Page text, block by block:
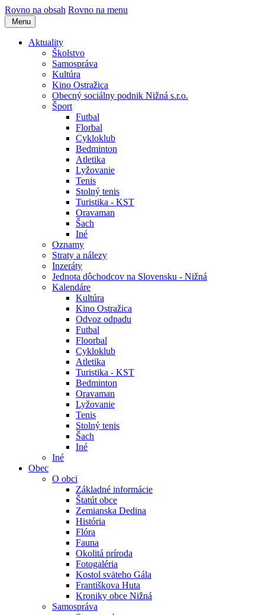
Rovno na obsah Rovno na menu
Menu
Aktuality
Školstvo
Samospráva
Kultúra
Kino Ostražica
Obecný sociálny podnik Nižná s.r.o.
Šport
Futbal
Florbal
Cykloklub
Bedminton
Atletika
Lyžovanie
Tenis
Stolný tenis
Turistika - KST
Oravaman
Šach
Iné
Oznamy
Straty a nálezy
Inzeráty
Jednota dôchodcov na Slovensku - Nižná
Kalendáre
Kultúra
Kino Ostražica
Odvoz odpadu
Futbal
Floorbal
Cykloklub
Atletika
Turistika - KST
Bedminton
Oravaman
Lyžovanie
Tenis
Stolný tenis
Šach
Iné
Iné
Obec
O obci
Základné informácie
Štatút obce
Zemianska Dedina
História
Flóra
Fauna
Okolitá príroda
Fotogaléria
Kostol sväteho Gála
Františkova Huta
Kroniky obce Nižná
Samospráva